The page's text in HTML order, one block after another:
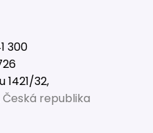
300
1421/32,
Česká republika